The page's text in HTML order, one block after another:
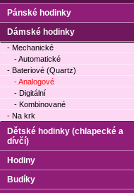
Pánské hodinky
Dámské hodinky
- Mechanické
- Automatické
- Bateriové (Quartz)
- Analogové
- Digitální
- Kombinované
- Na krk
Dětské hodinky (chlapecké a
dívčí)
Hodiny
Budíky